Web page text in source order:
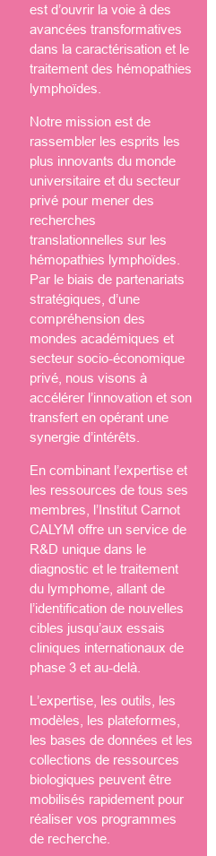
est d’ouvrir la voie à des
avancées transformatives
dans la caractérisation et le
traitement des hémopathies
lymphoïdes.
Notre mission est de
rassembler les esprits les
plus innovants du monde
universitaire et du secteur
privé pour mener des
recherches
translationnelles sur les
hémopathies lymphoïdes.
Par le biais de partenariats
stratégiques, d’une
compréhension des
mondes académiques et
secteur socio-économique
privé, nous visons à
accélérer l’innovation et son
transfert en opérant une
synergie d’intérêts.
En combinant l’expertise et
les ressources de tous ses
membres, l’Institut Carnot
CALYM offre un service de
R&D unique dans le
diagnostic et le traitement
du lymphome, allant de
l’identification de nouvelles
cibles jusqu’aux essais
cliniques internationaux de
phase 3 et au-delà.
L’expertise, les outils, les
modèles, les plateformes,
les bases de données et les
collections de ressources
biologiques peuvent être
mobilisés rapidement pour
réaliser vos programmes
de recherche.